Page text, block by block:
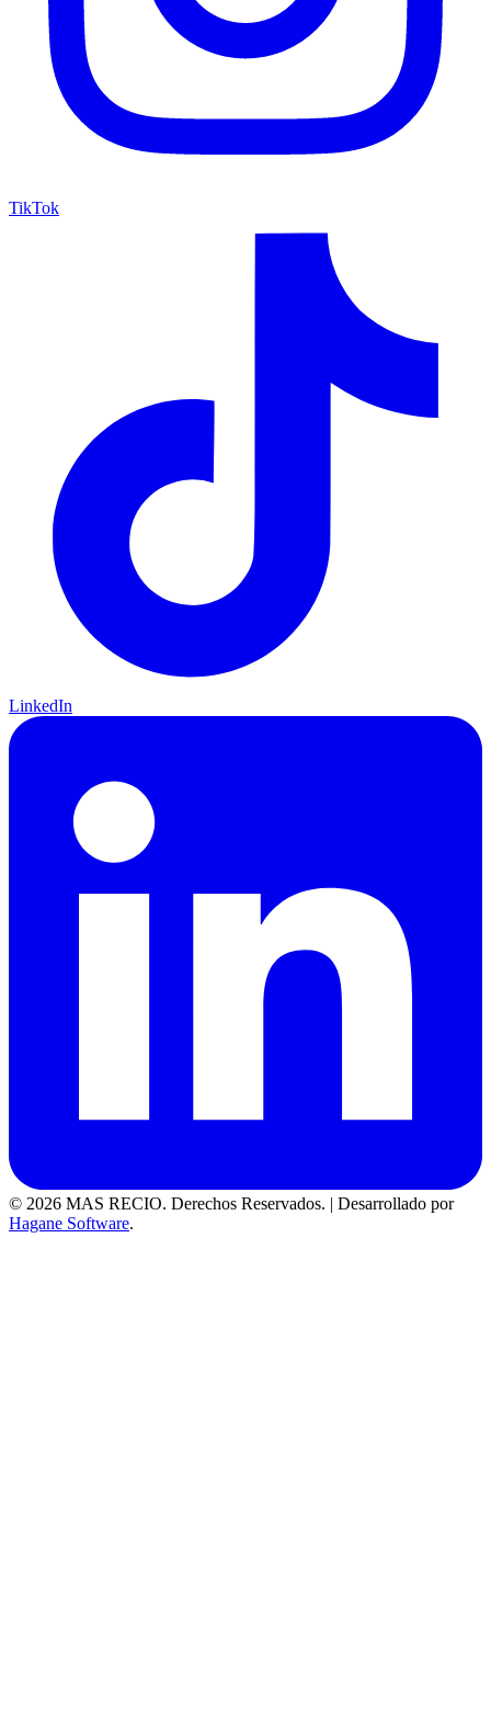
TikTok
LinkedIn
© 2026 MAS RECIO. Derechos Reservados. | Desarrollado por
Hagane Software.